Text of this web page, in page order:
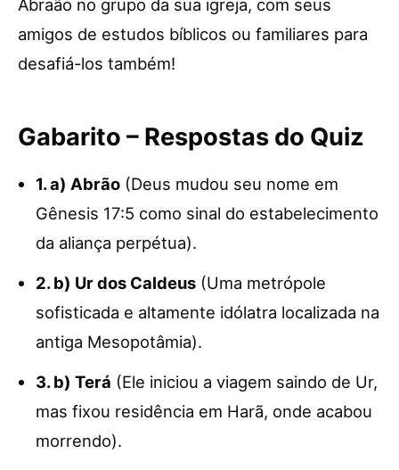
Abraão no grupo da sua igreja, com seus
amigos de estudos bíblicos ou familiares para
desafiá-los também!
Gabarito – Respostas do Quiz
1. a) Abrão (Deus mudou seu nome em
Gênesis 17:5 como sinal do estabelecimento
da aliança perpétua).
2. b) Ur dos Caldeus (Uma metrópole
sofisticada e altamente idólatra localizada na
antiga Mesopotâmia).
3. b) Terá (Ele iniciou a viagem saindo de Ur,
mas fixou residência em Harã, onde acabou
morrendo).